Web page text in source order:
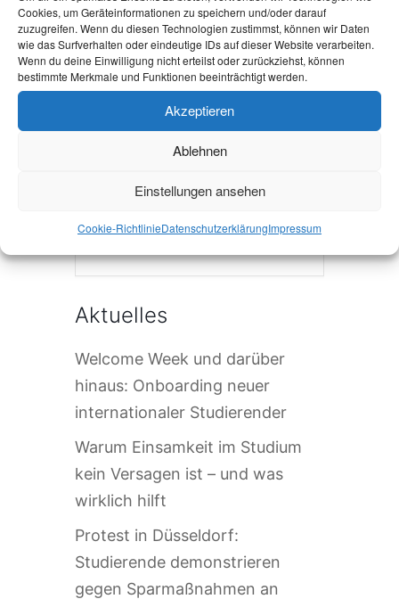
Cookies, um Geräteinformationen zu speichern und/oder darauf
zuzugreifen. Wenn du diesen Technologien zustimmst, können wir Daten
wie das Surfverhalten oder eindeutige IDs auf dieser Website verarbeiten.
Wenn du deine Einwilligung nicht erteilst oder zurückziehst, können
bestimmte Merkmale und Funktionen beeinträchtigt werden.
Akzeptieren
Ablehnen
Einstellungen ansehen
Cookie-RichtlinieDatenschutzerklärungImpressum
+ Zu Google Kalender hinzufügen
+ iCal / Outlook export
Die Veranstaltung ist beendet.
Aktuelles
Welcome Week und darüber
hinaus: Onboarding neuer
internationaler Studierender
Warum Einsamkeit im Studium
kein Versagen ist – und was
wirklich hilft
Protest in Düsseldorf:
Studierende demonstrieren
gegen Sparmaßnahmen an